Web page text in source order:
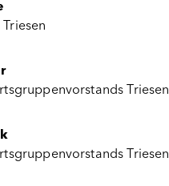
Triesen
Triesen